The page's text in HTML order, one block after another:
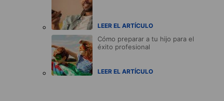
LEER EL ARTÍCULO
Cómo preparar a tu hijo para el
éxito profesional
LEER EL ARTÍCULO